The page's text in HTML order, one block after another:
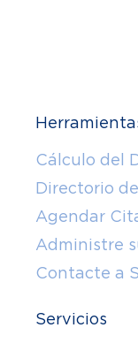
Cálculo del
Directorio
Agendar
Administre
Contacte a
Servicios